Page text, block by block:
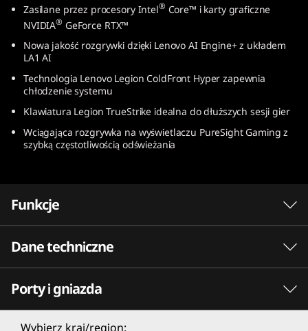
Zasilane przez procesory Intel® Core™ i karty graficzne
NVIDIA® GeForce RTX™
Nowa jakość rozgrywki dzięki Lenovo AI Engine+ z układem
LA1 AI
Technologia Lenovo Legion ColdFront Hyper zapewnia
chłodzenie systemu
Klawiatura Legion TrueStrike idealna do dłuższych sesji gier
Wciągająca rozgrywka na wyświetlaczu PureSight Gaming z
szybką częstotliwością odświeżania
Funkcje
Dane techniczne
PERFORMANCE
Procesor
Porty i gniazda
Wybierz kraj/region: